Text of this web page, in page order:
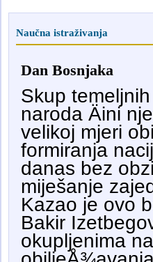
Naučna istraživanja
Dan Bosnjaka
Skup
naroda Äini
velikoj mjeri
formiranja
danas bez
miješanje
Kazao je ovo
Bakir
okupljenima